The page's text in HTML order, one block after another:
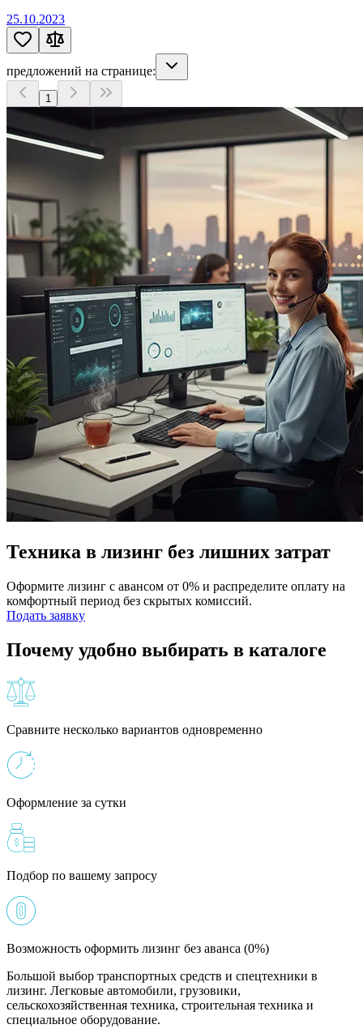
25.10.2023
предложений на странице:
1
Техника в лизинг без лишних затрат
Оформите лизинг с авансом от 0% и распределите оплату на
комфортный период без скрытых комиссий.
Подать заявку
Почему удобно выбирать в каталоге
Сравните несколько вариантов одновременно
Оформление за сутки
Подбор по вашему запросу
Возможность оформить лизинг без аванса (0%)
Большой выбор транспортных средств и спецтехники в
лизинг. Легковые автомобили, грузовики,
сельскохозяйственная техника, строительная техника и
специальное оборудование.